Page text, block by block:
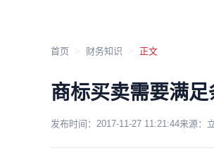
首页 财务知识 正文
商标买卖需要满
发布时间： 2017-11-27 11:21:44来源：